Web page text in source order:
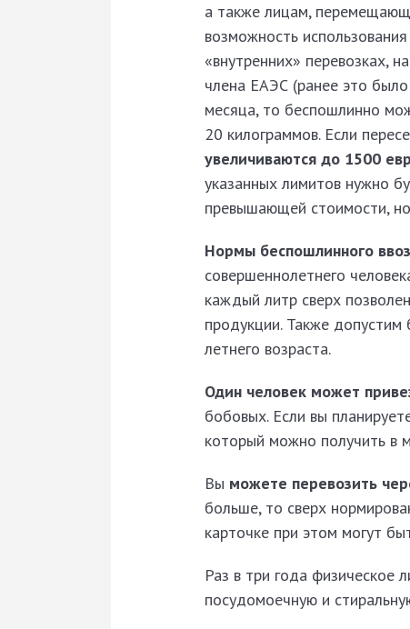
а также лицам,
возможность
«внутренних» перевозках,
члена ЕАЭС (ранее это
месяца, то беспошлинно
20 килограммов. Если
увеличиваются до 1500
указанных лимитов нужно
превышающей стоимости,
Нормы беспошлинного
совершеннолетнего
каждый литр сверх
продукции. Также
летнего возраста.
Один человек может
бобовых. Если вы
который можно получить в
Вы можете перевозить
больше, то сверх
карточке при этом могут
Раз в три года физическое
посудомоечную и